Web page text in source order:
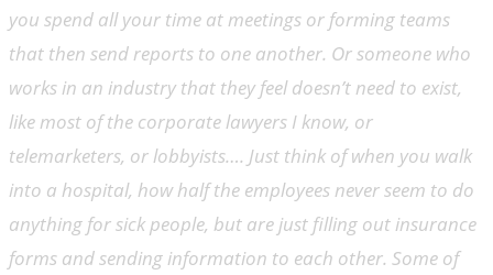
you spend all your time at meetings or forming teams
that then send reports to one another. Or someone who
works in an industry that they feel doesn’t need to exist,
like most of the corporate lawyers I know, or
telemarketers, or lobbyists…. Just think of when you walk
into a hospital, how half the employees never seem to do
anything for sick people, but are just filling out insurance
forms and sending information to each other. Some of